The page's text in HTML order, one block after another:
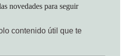
novedades para seguir
contenido útil que te